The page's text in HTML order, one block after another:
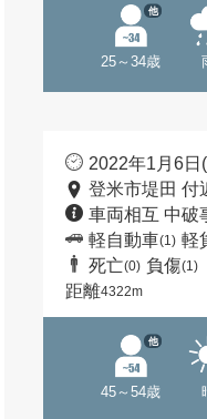
25～34歳
他
2022年1月6日
登米市堤田 付
車両相互 中破
軽自動車(1) 軽
死亡(0) 負傷(1)
距離4322m
45～54歳
他